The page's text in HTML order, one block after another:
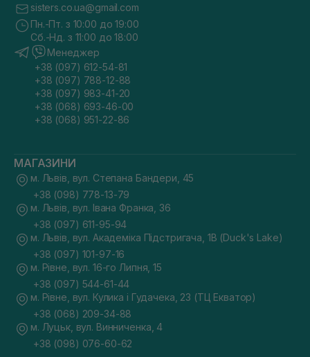
sisters.co.ua@gmail.com
Пн.-Пт. з 10:00 до 19:00
Сб.-Нд. з 11:00 до 18:00
Менеджер
+38 (097) 612-54-81
+38 (097) 788-12-88
+38 (097) 983-41-20
+38 (068) 693-46-00
+38 (068) 951-22-86
МАГАЗИНИ
м. Львів, вул. Степана Бандери, 45
+38 (098) 778-13-79
м. Львів, вул. Івана Франка, 36
+38 (097) 611-95-94
м. Львів, вул. Академіка Підстригача, 1В (Duck's Lake)
+38 (097) 101-97-16
м. Рівне, вул. 16-го Липня, 15
+38 (097) 544-61-44
м. Рівне, вул. Кулика і Гудачека, 23 (ТЦ Екватор)
+38 (068) 209-34-88
м. Луцьк, вул. Винниченка, 4
+38 (098) 076-60-62